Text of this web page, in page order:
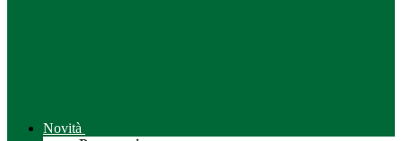
Novità